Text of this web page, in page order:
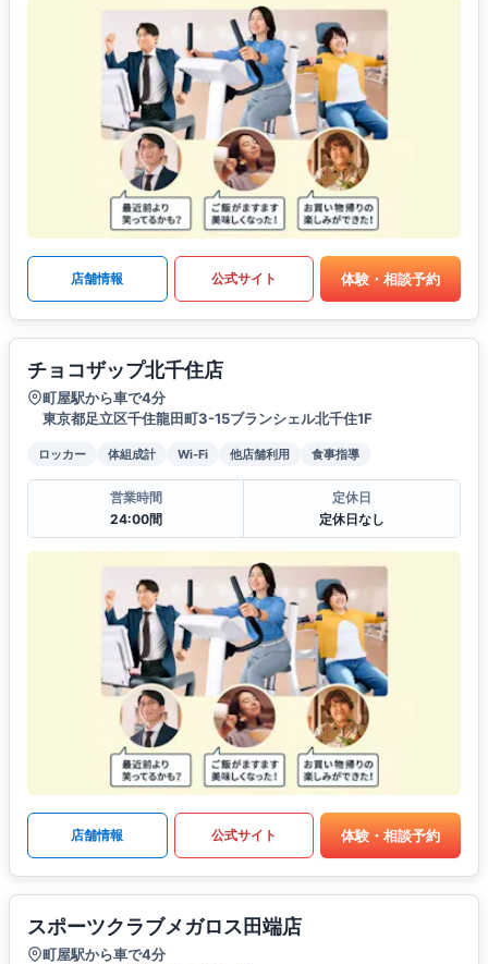
店舗情報 公式サイト 体験・相談予約
チョコザップ北千住店
町屋駅から車で4分
東京都足立区千住龍田町3-15ブランシェル北千住1F
ロッカー 体組成計 Wi-Fi 他店舗利用 食事指導
営業時間
24:00間
定休日
定休日なし
店舗情報 公式サイト 体験・相談予約
スポーツクラブメガロス田端店
町屋駅から車で4分